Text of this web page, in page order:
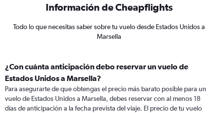
Información de Cheapflights
Todo lo que necesitas saber sobre tu vuelo desde Estados Unidos a
Marsella
¿Con cuánta anticipación debo reservar un vuelo de
Estados Unidos a Marsella?
Para asegurarte de que obtengas el precio más barato posible para un
vuelo de Estados Unidos a Marsella, debes reservar con al menos 18
días de anticipación a la fecha prevista del viaje. El precio de tu vuelo